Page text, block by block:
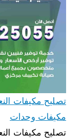
مكيفات وحدات